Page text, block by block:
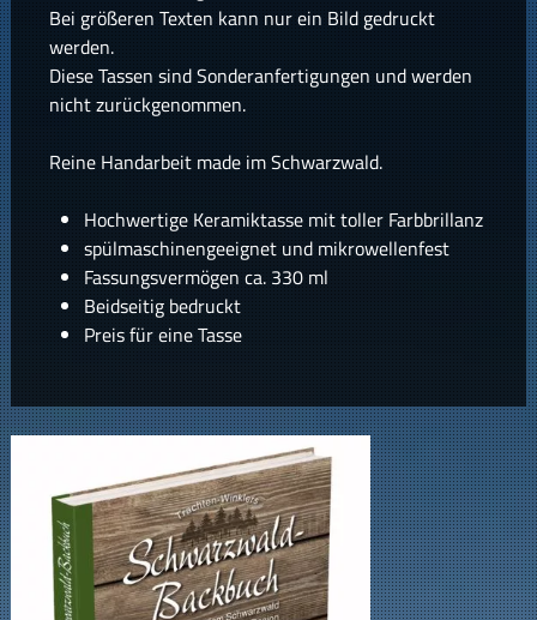
Bei größeren Texten kann nur ein Bild gedruckt
werden.
Diese Tassen sind Sonderanfertigungen und werden
nicht zurückgenommen.
Reine Handarbeit made im Schwarzwald.
Hochwertige Keramiktasse mit toller Farbbrillanz
spülmaschinengeeignet und mikrowellenfest
Fassungsvermögen ca. 330 ml
Beidseitig bedruckt
Preis für eine Tasse